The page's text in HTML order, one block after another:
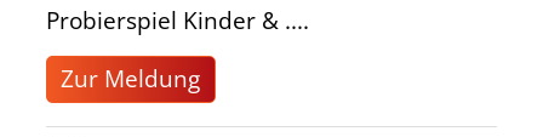
Probierspiel Kinder & ....
Zur Meldung